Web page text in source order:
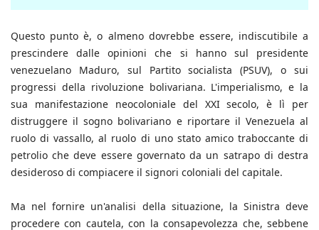
Questo punto è, o almeno dovrebbe essere, indiscutibile a
prescindere dalle opinioni che si hanno sul presidente
venezuelano Maduro, sul Partito socialista (PSUV), o sui
progressi della rivoluzione bolivariana. L'imperialismo, e la
sua manifestazione neocoloniale del XXI secolo, è lì per
distruggere il sogno bolivariano e riportare il Venezuela al
ruolo di vassallo, al ruolo di uno stato amico traboccante di
petrolio che deve essere governato da un satrapo di destra
desideroso di compiacere il signori coloniali del capitale.
Ma nel fornire un'analisi della situazione, la Sinistra deve
procedere con cautela, con la consapevolezza che, sebbene